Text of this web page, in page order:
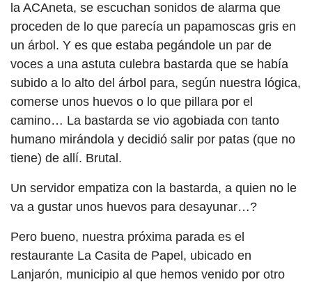
la ACAneta, se escuchan sonidos de alarma que
proceden de lo que parecía un papamoscas gris en
un árbol. Y es que estaba pegándole un par de
voces a una astuta culebra bastarda que se había
subido a lo alto del árbol para, según nuestra lógica,
comerse unos huevos o lo que pillara por el
camino… La bastarda se vio agobiada con tanto
humano mirándola y decidió salir por patas (que no
tiene) de allí. Brutal.
Un servidor empatiza con la bastarda, a quien no le
va a gustar unos huevos para desayunar…?
Pero bueno, nuestra próxima parada es el
restaurante La Casita de Papel, ubicado en
Lanjarón, municipio al que hemos venido por otro